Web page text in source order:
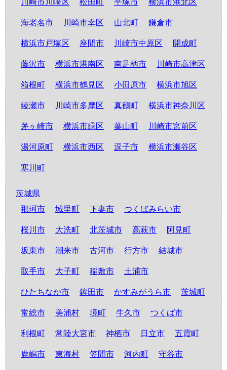
川崎市川崎区 松田町 平塚市 横浜市港北区
海老名市 川崎市幸区 山北町 鎌倉市
横浜市戸塚区 座間市 川崎市中原区 開成町
藤沢市 横浜市港南区 南足柄市 川崎市高津区
箱根町 横浜市鶴見区 小田原市 横浜市旭区
綾瀬市 川崎市多摩区 真鶴町 横浜市神奈川区
茅ヶ崎市 横浜市緑区 葉山町 川崎市宮前区
湯河原町 横浜市西区 逗子市 横浜市瀬谷区
寒川町
茨城県
那珂市
城里町 下妻市 つくばみらい市
桜川市 大洗町 北茨城市 高萩市 阿見町
坂東市 潮来市 古河市 行方市 結城市
取手市 大子町 稲敷市 土浦市
ひたちなか市 鉾田市 かすみがうら市 茨城町
常総市 美浦村 境町 牛久市 つくば市
利根町 常陸大宮市 神栖市 日立市 五霞町
鹿嶋市 東海村 笠間市 河内町 守谷市